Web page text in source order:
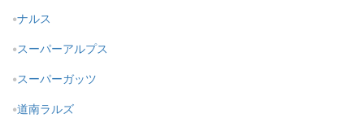
ナルス
スーパーアルプス
スーパーガッツ
道南ラルズ